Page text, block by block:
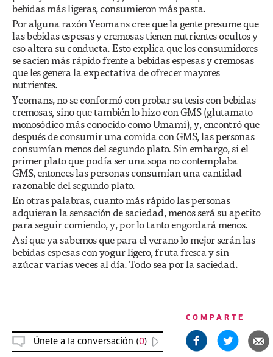
bebidas más ligeras, consumieron más pasta.
Por alguna razón Yeomans cree que la gente presume que
las bebidas espesas y cremosas tienen nutrientes ocultos y
eso altera su conducta. Esto explica que los consumidores
se sacien más rápido frente a bebidas espesas y cremosas
que les genera la expectativa de ofrecer mayores
nutrientes.
Yeomans, no se conformó con probar su tesis con bebidas
cremosas, sino que también lo hizo con GMS (glutamato
monosódico más conocido como Umami), y, encontró que
después de consumir una comida con GMS, las personas
consumían menos del segundo plato. Sin embargo, si el
primer plato que podía ser una sopa no contemplaba
GMS, entonces las personas consumían una cantidad
razonable del segundo plato.
En otras palabras, cuanto más rápido las personas
adquieran la sensación de saciedad, menos será su apetito
para seguir comiendo, y, por lo tanto engordará menos.
Así que ya sabemos que para el verano lo mejor serán las
bebidas espesas con yogur ligero, fruta fresca y sin
azúcar varias veces al día. Todo sea por la saciedad.
Únete a la conversación (0)
COMPARTE